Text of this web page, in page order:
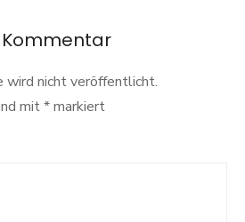
wird nicht veröffentlicht.
mit*markiert